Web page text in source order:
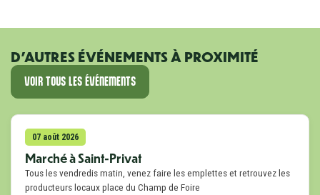
D'AUTRES ÉVÉNEMENTS À PROXIMITÉ
VOIR TOUS LES ÉVÉNEMENTS
07 août 2026
Marché à Saint-Privat
Tous les vendredis matin, venez faire les emplettes et retrouvez les
producteurs locaux place du Champ de Foire